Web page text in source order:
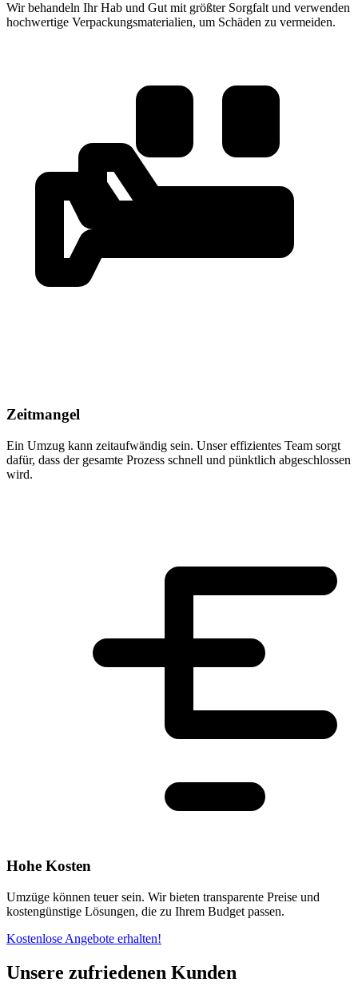
Wir behandeln Ihr Hab und Gut mit größter Sorgfalt und verwenden
hochwertige Verpackungsmaterialien, um Schäden zu vermeiden.
Zeitmangel
Ein Umzug kann zeitaufwändig sein. Unser effizientes Team sorgt
dafür, dass der gesamte Prozess schnell und pünktlich abgeschlossen
wird.
Hohe Kosten
Umzüge können teuer sein. Wir bieten transparente Preise und
kostengünstige Lösungen, die zu Ihrem Budget passen.
Kostenlose Angebote erhalten!
Unsere zufriedenen Kunden